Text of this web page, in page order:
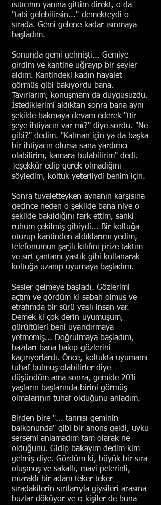
ısıtıcının yanına gittim direkt, o da
"tabi gelebilirsin..." demekteydi o
sırada. Gemi gelene kadar ısınmaya
başladım.
Sonunda gemi gelmişti... Gemiye
girdim ve kantine uğrayıp bir şeyler
aldım. Kantindeki kadın hayalet
görmüş gibi bakıyordu bana.
Tavırlarım, konuşmam da duygusuzdu.
İstediklerimi aldıktan sonra bana aynı
şekilde bakmaya devam ederek "Bir
şeye ihtiyacın var mı?" diye sordu. "Ne
gibi?" dedim. "Kalman için ya da başka
bir ihtiyacın olursa sana yardımcı
olabilirim, kamara bulabilirim" dedi.
Teşekkür edip gerek olmadığını
söyledim, koltuk yeterliydi benim için.
Sonra tuvaletteyken aynanın karşısına
geçince neden o şekilde bana niye o
şekilde bakıldığını fark ettim, sanki
ruhum çekilmiş gibiydi... Bir koltuğa
oturup kantinden aldıklarımı yedim,
telefonumun şarjlı kılıfını prize taktım
ve sırt çantamı yastık gibi kullanarak
koltuğa uzanıp uyumaya başladım.
Sesler gelmeye başladı. Gözlerimi
açtım ve gördüm ki sabah olmuş ve
etrafımda bir sürü yaşlı insan var.
Demek ki çok derin uyumuşum,
gürültüleri beni uyandırmaya
yetmemiş... Doğrulmaya başladım,
bazıları bana bakıp gözlerini
kaçırıyorlardı. Önce, koltukta uyumamı
tuhaf bulmuş olabilirler diye
düşündüm ama sonra, gemide 20'li
yaşların başlarında birini görmüş
olmalarının tuhaf olduğunu anladım.
Birden bire "... tanrısı geminin
balkonunda" gibi bir anons geldi, uyku
sersemi anlamadım tam olarak ne
olduğunu. Gidip bakayım dedim kim
gelmiş diye. Gördüm ki, büyük bir sıra
oluşmuş ve sakallı, mavi pelerinli,
mızraklı bir adam teker teker
sıradakilerin sırtlarıyla giysileri arasına
buzlar döküyor ve o kişiler de buna